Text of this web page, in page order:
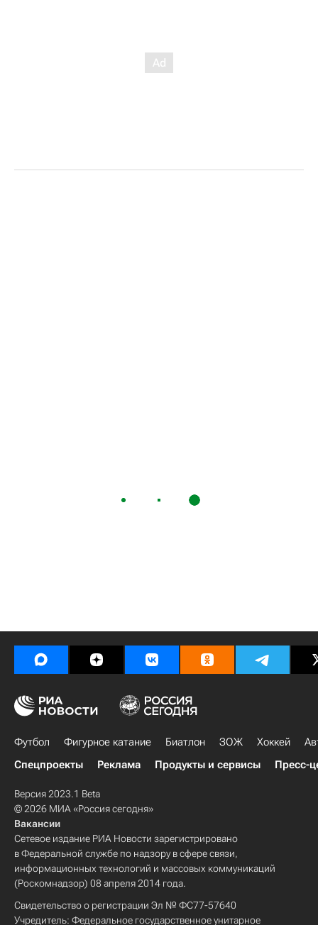
Футбол Фигурное катание Биатлон ЗОЖ Хоккей
Спецпроекты
Реклама Продукты и сервисы Пресс-
Версия 2023.1 Beta
© 2026 МИА «Россия сегодня»
Вакансии
Сетевое издание РИА Новости зарегистрировано
в Федеральной службе по надзору в сфере связи,
информационных технологий и массовых коммуникаций
(Роскомнадзор) 08 апреля 2014 года.
Свидетельство о регистрации Эл № ФС77-57640
Учредитель: Федеральное государственное унитарное